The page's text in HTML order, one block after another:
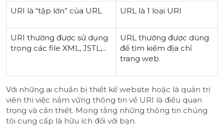
URI là “tập lớn” của URL URL là 1 loại URI
URI thường được sử dụng
trong các file XML, JSTL,...
URL thường được dùng
để tìm kiếm địa chỉ
trang web.
Với những ai chuẩn bị thiết kế website hoặc là quản trị
viên thì việc nắm vững thông tin về URI là điều quan
trọng và cần thiết. Mong rằng những thông tin chúng
tôi cung cấp là hữu ích đối với bạn.